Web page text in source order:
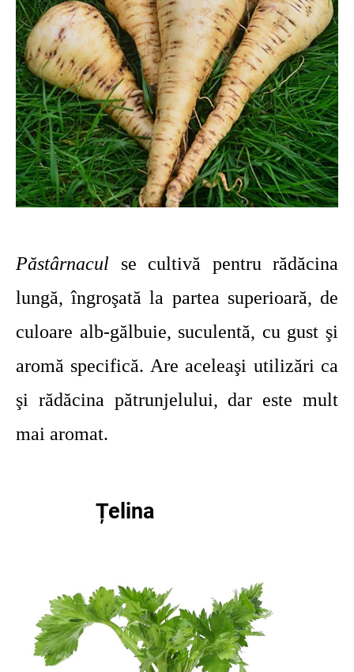
Păstârnacul se cultivă pentru rădăcina
lungă, îngroşată la partea superioară, de
culoare alb-gălbuie, suculentă, cu gust şi
aromă specifică. Are aceleaşi utilizări ca
şi rădăcina pătrunjelului, dar este mult
mai aromat.
Țelina